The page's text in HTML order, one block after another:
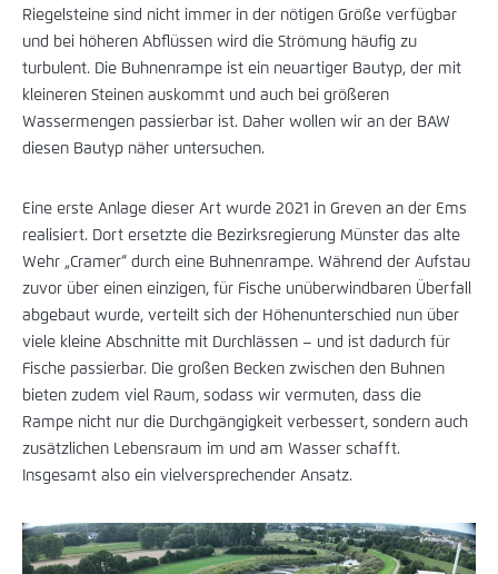
Riegelsteine sind nicht immer in der nötigen Größe verfügbar
und bei höheren Abflüssen wird die Strömung häufig zu
turbulent. Die Buhnenrampe ist ein neuartiger Bautyp, der mit
kleineren Steinen auskommt und auch bei größeren
Wassermengen passierbar ist. Daher wollen wir an der BAW
diesen Bautyp näher untersuchen.
Eine erste Anlage dieser Art wurde 2021 in Greven an der Ems
realisiert. Dort ersetzte die Bezirksregierung Münster das alte
Wehr „Cramer“ durch eine Buhnenrampe. Während der Aufstau
zuvor über einen einzigen, für Fische unüberwindbaren Überfall
abgebaut wurde, verteilt sich der Höhenunterschied nun über
viele kleine Abschnitte mit Durchlässen – und ist dadurch für
Fische passierbar. Die großen Becken zwischen den Buhnen
bieten zudem viel Raum, sodass wir vermuten, dass die
Rampe nicht nur die Durchgängigkeit verbessert, sondern auch
zusätzlichen Lebensraum im und am Wasser schafft.
Insgesamt also ein vielversprechender Ansatz.